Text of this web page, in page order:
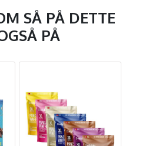
SÅ PÅ DETTE
PÅ